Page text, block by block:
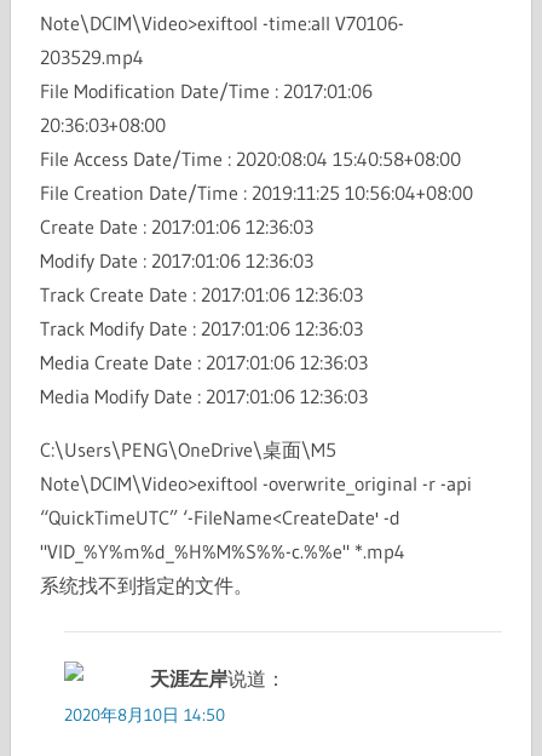
Note\DCIM\Video>exiftool -time:all V70106-
203529.mp4
File Modification Date/Time : 2017:01:06
20:36:03+08:00
File Access Date/Time : 2020:08:04 15:40:58+08:00
File Creation Date/Time : 2019:11:25 10:56:04+08:00
Create Date : 2017:01:06 12:36:03
Modify Date : 2017:01:06 12:36:03
Track Create Date : 2017:01:06 12:36:03
Track Modify Date : 2017:01:06 12:36:03
Media Create Date : 2017:01:06 12:36:03
Media Modify Date : 2017:01:06 12:36:03
C:\Users\PENG\OneDrive\桌面\M5
Note\DCIM\Video>exiftool -overwrite_original -r -api
“QuickTimeUTC” ‘-FileName<CreateDate' -d
"VID_%Y%m%d_%H%M%S%%-c.%%e" *.mp4
系统找不到指定的文件。
天涯左岸说道：
2020年8月10日 14:50